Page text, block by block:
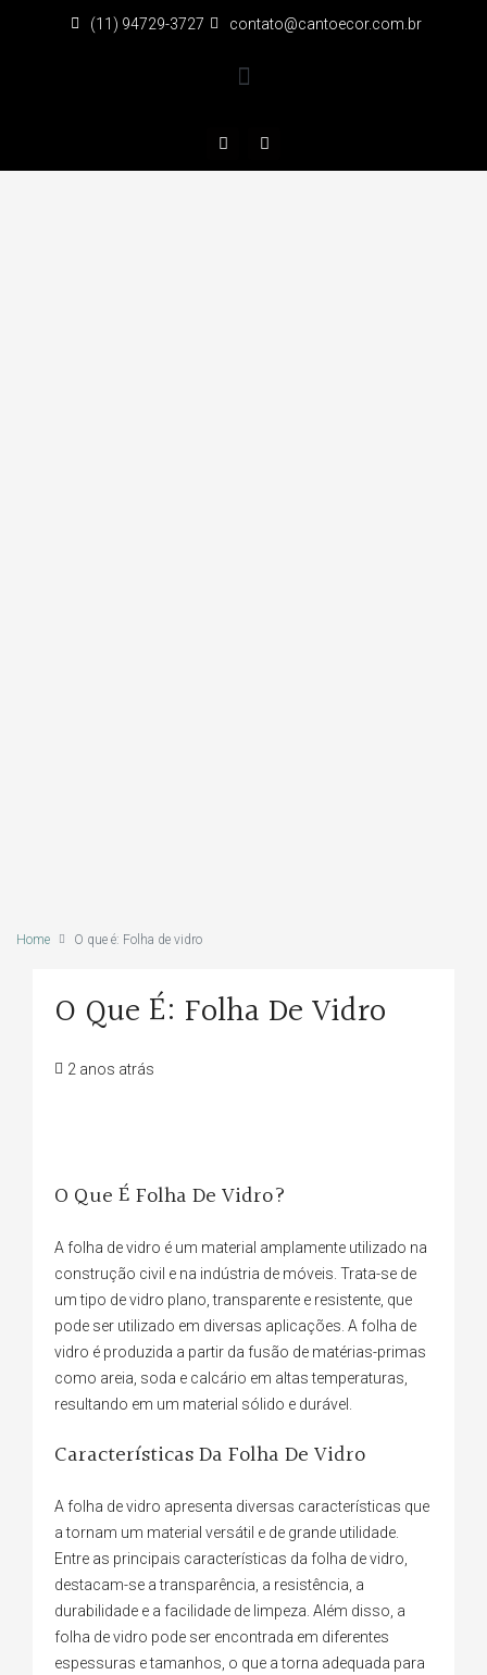
(11) 94729-3727 contato@cantoecor.com.br
Home O que é: Folha de vidro
O Que É: Folha De Vidro
2 anos atrás
O Que É Folha De Vidro?
A folha de vidro é um material amplamente utilizado na
construção civil e na indústria de móveis. Trata-se de
um tipo de vidro plano, transparente e resistente, que
pode ser utilizado em diversas aplicações. A folha de
vidro é produzida a partir da fusão de matérias-primas
como areia, soda e calcário em altas temperaturas,
resultando em um material sólido e durável.
Características Da Folha De Vidro
A folha de vidro apresenta diversas características que
a tornam um material versátil e de grande utilidade.
Entre as principais características da folha de vidro,
destacam-se a transparência, a resistência, a
durabilidade e a facilidade de limpeza. Além disso, a
folha de vidro pode ser encontrada em diferentes
espessuras e tamanhos, o que a torna adequada para